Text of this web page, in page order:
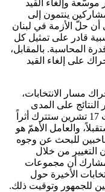
موسّعة وإلغاء القيد
ينتمون إلى
حلّ الأزمة في لبنان
قادر على تمثيل كل
المحاسبة. بالمقابل،
على إلغاء القيد
مسار الانتخابات،
على المدى
القريب. يميل المشاركون لاعتبار أن أحداث 17 تشرين ستترك أثراً
والعامل الأهمّ هو
للبحث عن وجوه
التغيير من خلال
مشارك أن مجموعات
الأخيرة حول
للجمهور وتوقيت ذلك.